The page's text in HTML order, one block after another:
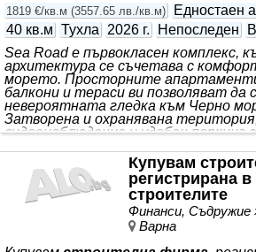
1819 €/кв.м (3557.65 лв./кв.м)
Едностаен
40 кв.м Тухла 2026 г. Непоследен
Sea Road е първокласен комплекс,
архитектура се съчетава с
морето. Просторните
балкони и тераси ви позволяват да
невероятната гледка към Черно
Затворена и охранявана
видеонаблюдение и удобен паркинг
за вашето удобство, а стилният
вписва в природния пейзаж.
просто комфортен дом, а цялостна
магазини, ресторанти, тенис
алеи за разходки. С избора на Sea
купувате жилище - вие избирате
едно от най-живописните кътчета
Купувам
регистрирана
строителите
Варна